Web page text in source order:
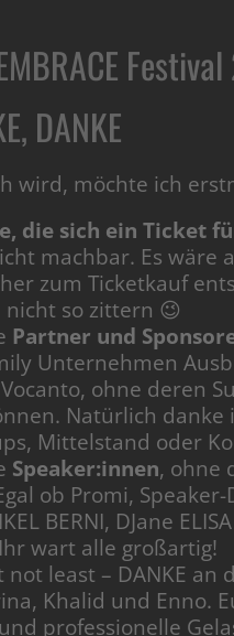
DANKE
wird, möchte ich
die sich ein Ticket
machbar. Es
zum Ticketkauf
nicht so zittern 😉
Partner und
Unternehmen
ohne deren
Natürlich danke
Mittelstand oder
Speaker:innen, ohne
ob Promi,
BERNI, DJane
wart alle großartig!
least – DANKE an
Khalid und Enno.
professionelle